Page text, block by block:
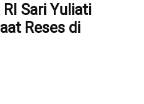
Sari Yuliati
Reses di